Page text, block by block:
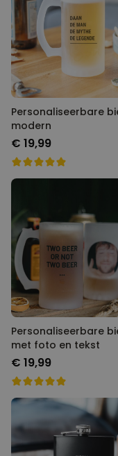
Personaliseerbare
modern
€ 19,99
Personaliseerbare
met foto en tekst
€ 19,99